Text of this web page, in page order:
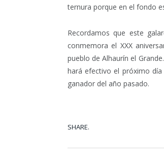
ternura porque en el fondo
Recordamos que este
conmemora el XXX
pueblo de Alhaurín el
hará efectivo el próximo
ganador del año pasado.
SHARE.